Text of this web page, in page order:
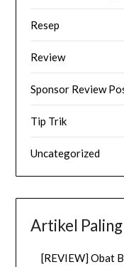
Resep
Review
Sponsor Review
Tip Trik
Uncategorized
Artikel
[REVIEW] Obat